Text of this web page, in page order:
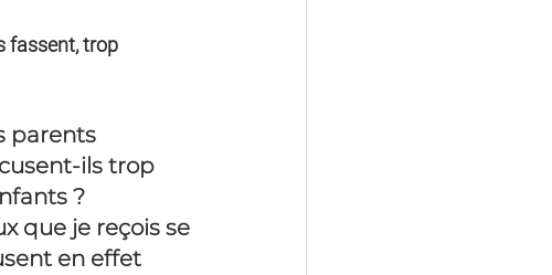
fassent, trop
parents
ils trop
?
que je reçois se
en effet